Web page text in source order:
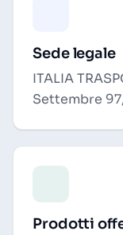
Sede legale
ITALIA
Settembre
Prodotti